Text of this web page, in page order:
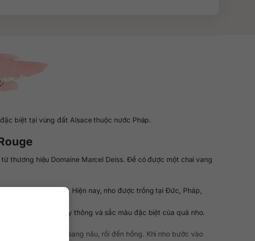
biệt tại vùng đất Alsace thuộc nước Pháp.
thương hiệu Domaine Marcel Deiss. Để có được một chai vang
nho có độ axit cao. Hiện nay, nho được trồng tại Đức, Pháp,
các cụm trên cây thông và sắc màu đặc biệt của quả nho.
từ xanh xám, sang nâu, rồi đến hồng. Khi nho bước vào